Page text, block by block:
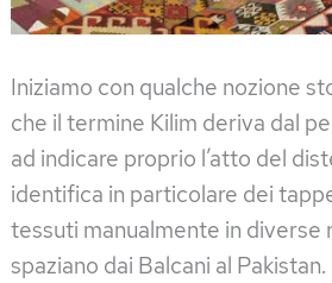
Iniziamo con qualche nozione
che il termine Kilim deriva dal
ad indicare proprio l’atto del
identifica in particolare dei
tessuti manualmente in diverse
spaziano dai Balcani al Pakistan.